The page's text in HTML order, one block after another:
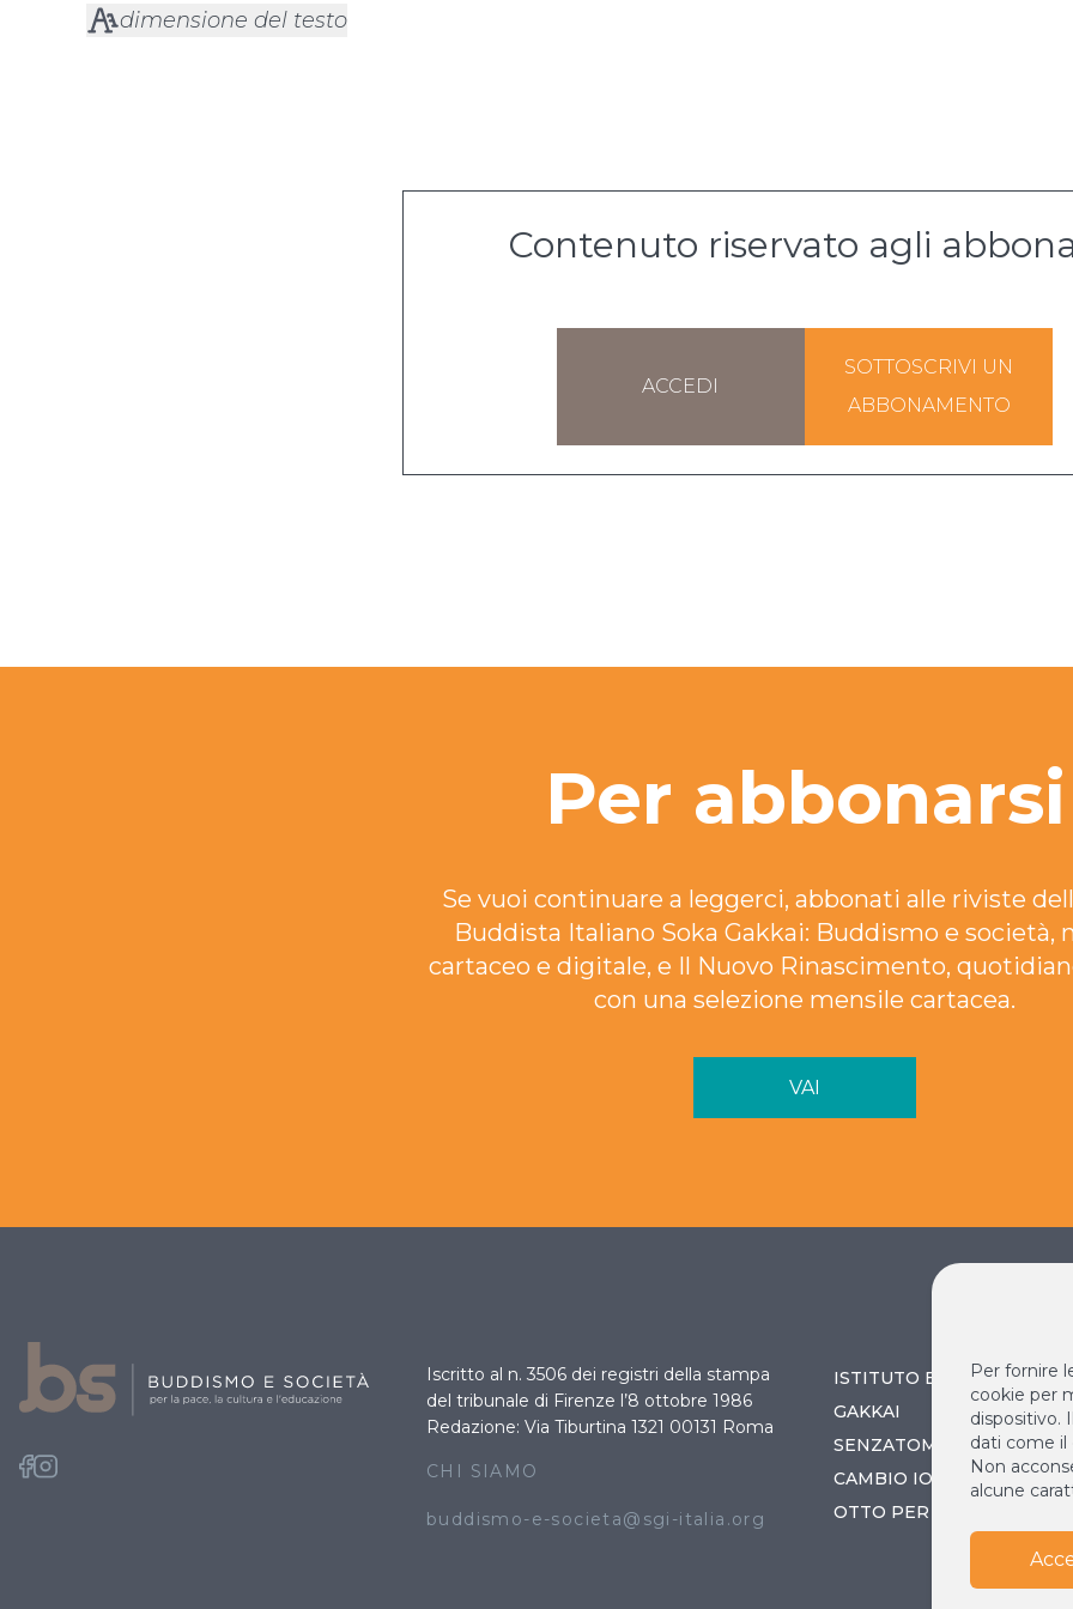
dimensione del testo
Contenuto riservato agli
ACCEDI
SOTTOSCRIVI UN
ABBONAMENTO
Per abbonarsi
Se vuoi continuare a leggerci, abbonati alle riviste
Buddista Italiano Soka Gakkai: Buddismo e società,
cartaceo e digitale, e Il Nuovo Rinascimento,
con una selezione mensile cartacea.
VAI
Iscritto al n. 3506 dei registri della stampa
del tribunale di Firenze l’8 ottobre 1986
Redazione: Via Tiburtina 1321 00131 Roma
CHI SIAMO
buddismo-e-societa@sgi-italia.org
ISTITUTO BUDDISTA
GAKKAI
SENZATOMICA
CAMBIO IO / CAMBIA IL
OTTO PER MILLE
Per fornire
cookie per
dispositivo.
dati come
Non
alcune